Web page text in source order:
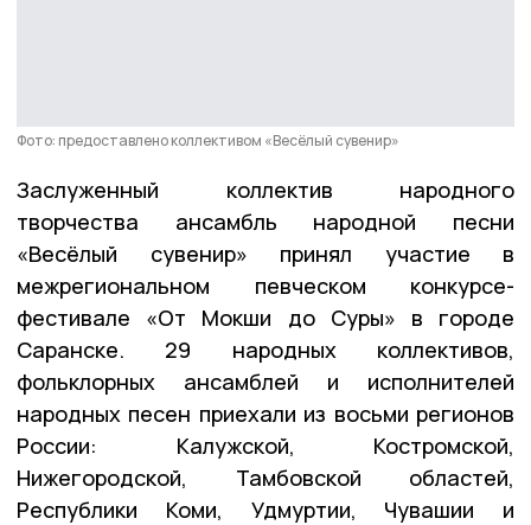
Фото: предоставлено коллективом «Весёлый сувенир»
Заслуженный коллектив народного
творчества ансамбль народной песни
«Весёлый сувенир» принял участие в
межрегиональном певческом конкурсе-
фестивале «От Мокши до Суры» в городе
Саранске. 29 народных коллективов,
фольклорных ансамблей и исполнителей
народных песен приехали из восьми регионов
России: Калужской, Костромской,
Нижегородской, Тамбовской областей,
Республики Коми, Удмуртии, Чувашии и